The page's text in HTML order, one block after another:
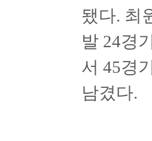
됐다. 최
발 24경
서 45경
남겼다.